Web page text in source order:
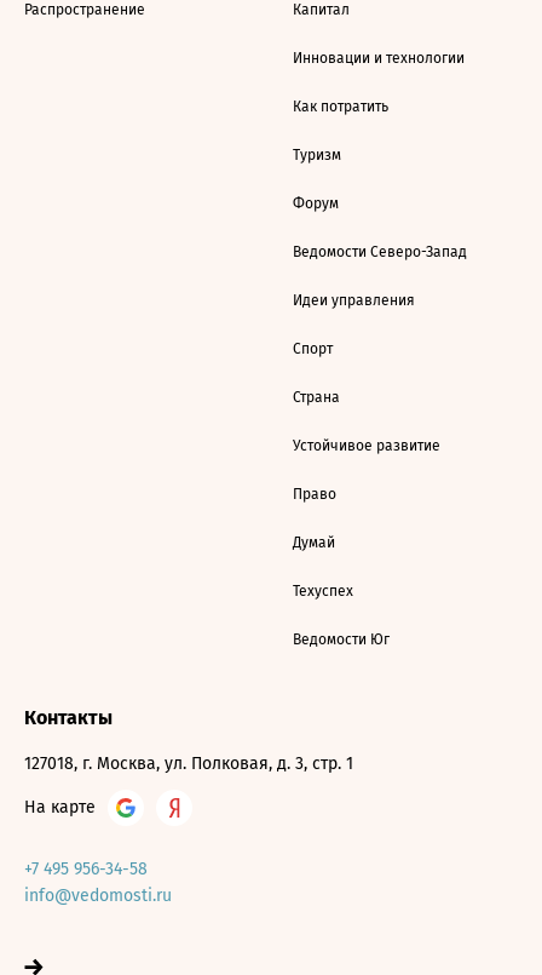
Распространение Капитал
Инновации и технологии
Как потратить
Туризм
Форум
Ведомости Северо-Запад
Идеи управления
Спорт
Страна
Устойчивое развитие
Право
Думай
Техуспех
Ведомости Юг
Контакты
127018, г. Москва, ул. Полковая, д. 3, стр. 1
На карте
+7 495 956-34-58
info@vedomosti.ru